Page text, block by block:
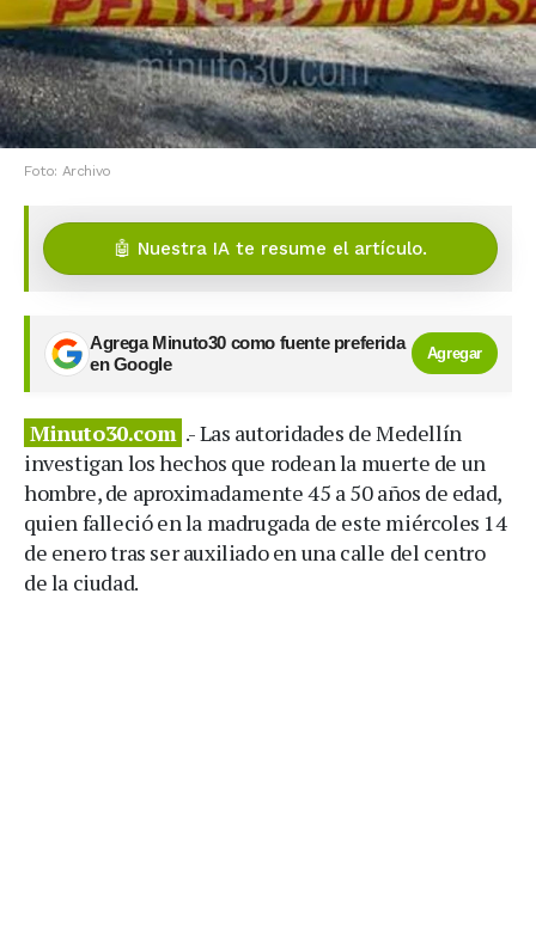
Foto: Archivo
🤖 Nuestra IA te resume el artículo.
Agrega Minuto30 como fuente preferida
en Google
Agregar
Minuto30.com .- Las autoridades de Medellín
investigan los hechos que rodean la muerte de un
hombre, de aproximadamente 45 a 50 años de edad,
quien falleció en la madrugada de este miércoles 14
de enero tras ser auxiliado en una calle del centro
de la ciudad.